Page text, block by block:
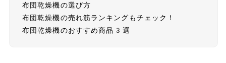
布団乾燥機の選び方
布団乾燥機の売れ筋ランキングもチェック！
布団乾燥機のおすすめ商品3選